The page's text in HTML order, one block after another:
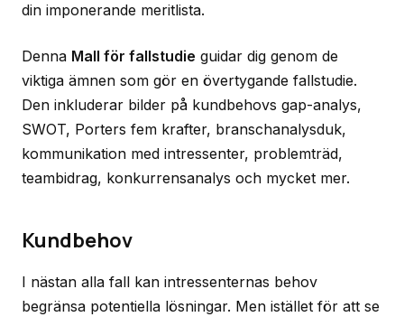
din imponerande meritlista.
Denna Mall för fallstudie guidar dig genom de
viktiga ämnen som gör en övertygande fallstudie.
Den inkluderar bilder på kundbehovs gap-analys,
SWOT, Porters fem krafter, branschanalysduk,
kommunikation med intressenter, problemträd,
teambidrag, konkurrensanalys och mycket mer.
Kundbehov
I nästan alla fall kan intressenternas behov
begränsa potentiella lösningar. Men istället för att se